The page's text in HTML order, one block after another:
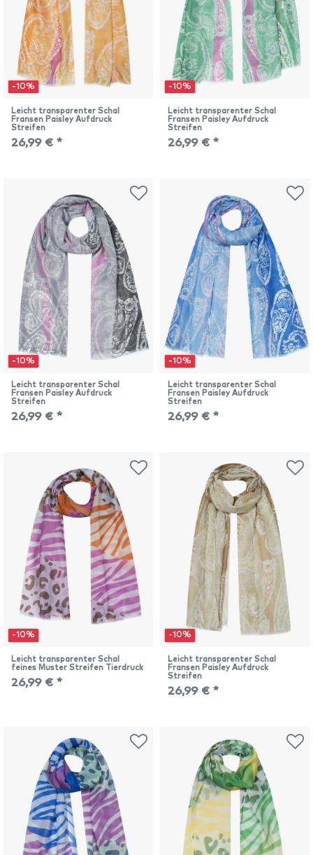
-10%
Leicht transparenter Schal
Fransen Paisley Aufdruck
Streifen
26,99 € *
-10%
Leicht transparenter Schal
Fransen Paisley Aufdruck
Streifen
26,99 € *
-10%
Leicht transparenter Schal
Fransen Paisley Aufdruck
Streifen
26,99 € *
-10%
Leicht transparenter Schal
Fransen Paisley Aufdruck
Streifen
26,99 € *
-10%
Leicht transparenter Schal
feines Muster Streifen Tierdruck
26,99 € *
-10%
Leicht transparenter Schal
Fransen Paisley Aufdruck
Streifen
26,99 € *